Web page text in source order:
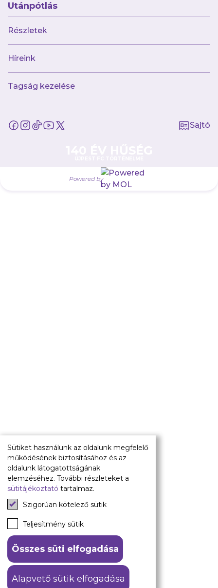
Utánpótlás
Részletek
Híreink
Tagság kezelése
Sajtó
Powered by
legfontosabb, hogy élvezd a játékot”
Újpest FC Shop
Digitális felületeink
Facebook
Instagram
Tiktok
Youtube
Spotify
ÁSZF
Adatkezelési tájékoztató
Sütiket használunk az oldalunk megfelelő
működésének biztosításához és az
oldalunk látogatottságának
elemzéséhez. További részleteket a
sütitájékoztató tartalmaz.
Szigorúan kötelező sütik
Teljesítmény sütik
Összes süti elfogadása
Alapvető sütik elfogadása